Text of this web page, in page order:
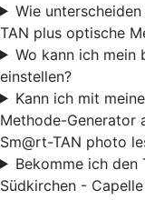
Wie
TAN plus optische
Wo kann ich mein
einstellen?
Kann ich mit
Methode-Generator
Sm@rt-TAN photo
Bekomme ich den
Südkirchen -